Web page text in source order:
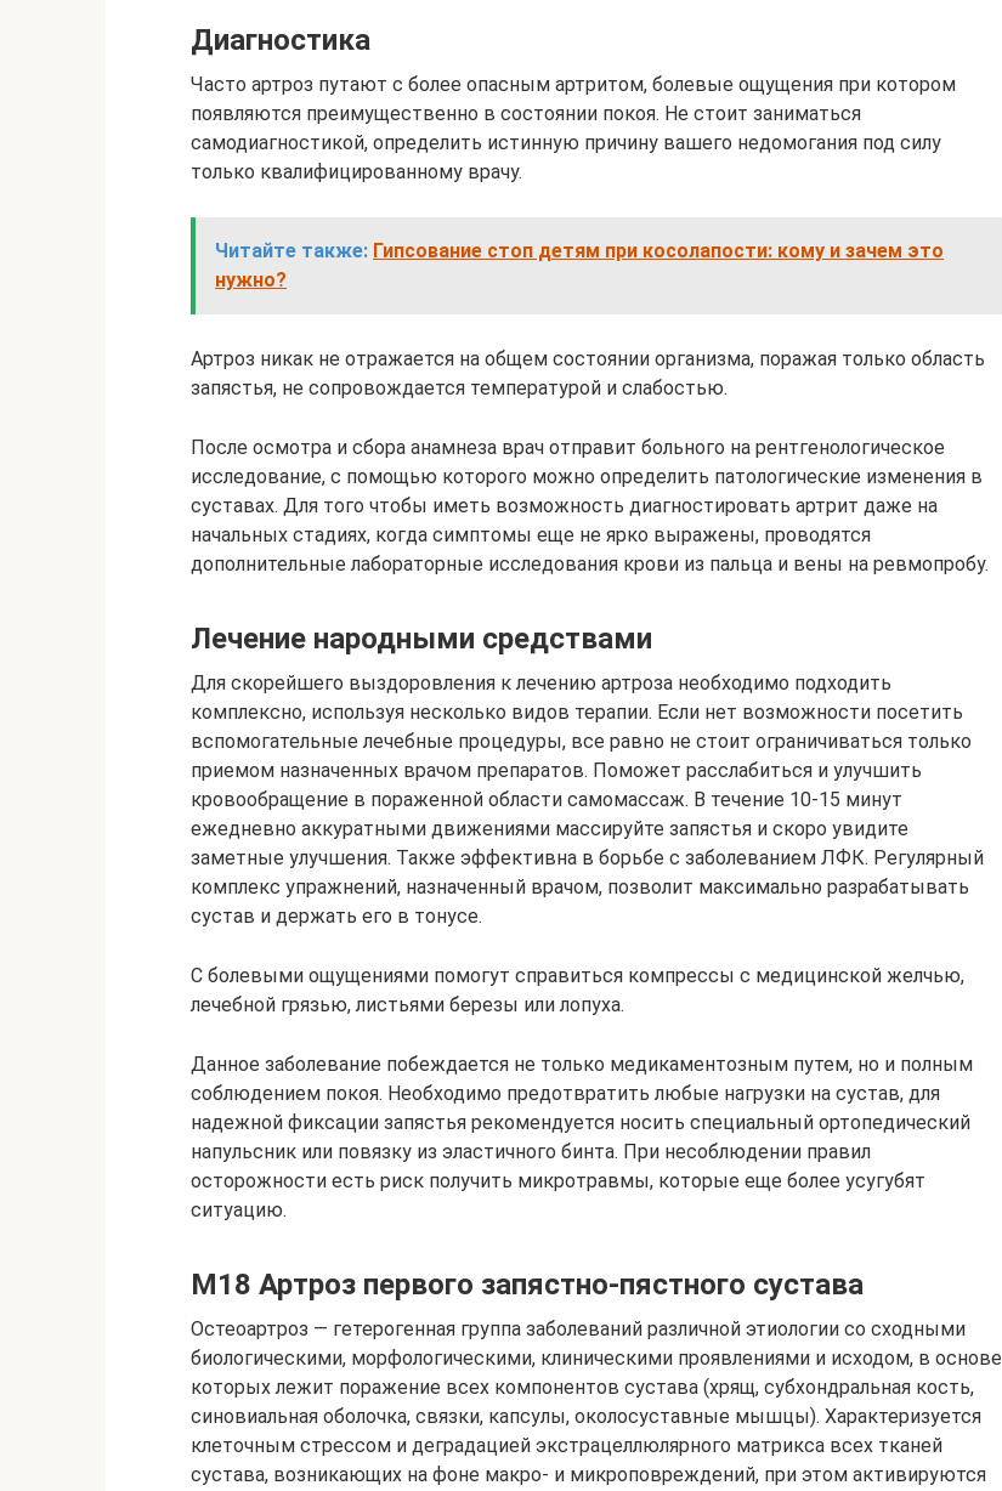
Диагностика
Часто артроз путают с более опасным артритом, болевые ощущения при котором
появляются преимущественно в состоянии покоя. Не стоит заниматься
самодиагностикой, определить истинную причину вашего недомогания под силу
только квалифицированному врачу.
Читайте также: Гипсование стоп детям при косолапости: кому и зачем это
нужно?
Артроз никак не отражается на общем состоянии организма, поражая только область
запястья, не сопровождается температурой и слабостью.
После осмотра и сбора анамнеза врач отправит больного на рентгенологическое
исследование, с помощью которого можно определить патологические изменения в
суставах. Для того чтобы иметь возможность диагностировать артрит даже на
начальных стадиях, когда симптомы еще не ярко выражены, проводятся
дополнительные лабораторные исследования крови из пальца и вены на ревмопробу.
Лечение народными средствами
Для скорейшего выздоровления к лечению артроза необходимо подходить
комплексно, используя несколько видов терапии. Если нет возможности посетить
вспомогательные лечебные процедуры, все равно не стоит ограничиваться только
приемом назначенных врачом препаратов. Поможет расслабиться и улучшить
кровообращение в пораженной области самомассаж. В течение 10-15 минут
ежедневно аккуратными движениями массируйте запястья и скоро увидите
заметные улучшения. Также эффективна в борьбе с заболеванием ЛФК. Регулярный
комплекс упражнений, назначенный врачом, позволит максимально разрабатывать
сустав и держать его в тонусе.
С болевыми ощущениями помогут справиться компрессы с медицинской желчью,
лечебной грязью, листьями березы или лопуха.
Данное заболевание побеждается не только медикаментозным путем, но и полным
соблюдением покоя. Необходимо предотвратить любые нагрузки на сустав, для
надежной фиксации запястья рекомендуется носить специальный ортопедический
напульсник или повязку из эластичного бинта. При несоблюдении правил
осторожности есть риск получить микротравмы, которые еще более усугубят
ситуацию.
M18 Артроз первого запястно-пястного сустава
Остеоартроз — гетерогенная группа заболеваний различной этиологии со сходными
биологическими, морфологическими, клиническими проявлениями и исходом, в основе
которых лежит поражение всех компонентов сустава (хрящ, субхондральная кость,
синовиальная оболочка, связки, капсулы, околосуставные мышцы). Характеризуется
клеточным стрессом и деградацией экстрацеллюлярного матрикса всех тканей
сустава, возникающих на фоне макро- и микроповреждений, при этом активируются